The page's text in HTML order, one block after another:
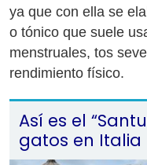
ya que con ella se
o tónico que suele
menstruales, tos
rendimiento físico.
Así es el
gatos en Italia